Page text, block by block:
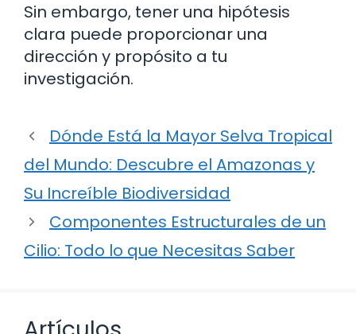
Sin embargo, tener una hipótesis
clara puede proporcionar una
dirección y propósito a tu
investigación.
Dónde Está la Mayor Selva Tropical
del Mundo: Descubre el Amazonas y
Su Increíble Biodiversidad
Componentes Estructurales de un
Cilio: Todo lo que Necesitas Saber